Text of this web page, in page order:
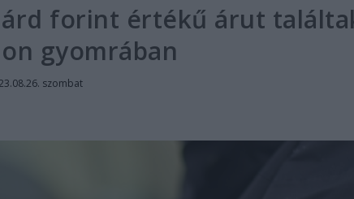
forint értékű árut
gyomrában
szombat